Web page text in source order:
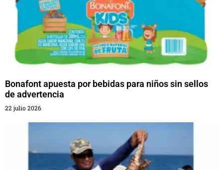
Bonafont apuesta por bebidas para niños sin sellos
de advertencia
22 julio 2026